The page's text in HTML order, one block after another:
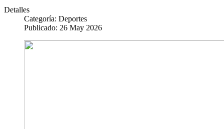
Detalles
Categoría: Deportes
Publicado: 26 May 2026